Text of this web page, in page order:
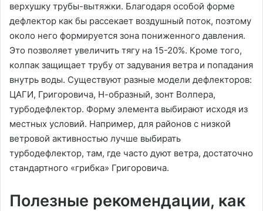
верхушку трубы-вытяжки. Благодаря особой форме
дефлектор как бы рассекает воздушный поток, поэтому
около него формируется зона пониженного давления.
Это позволяет увеличить тягу на 15-20%. Кроме того,
колпак защищает трубу от задувания ветра и попадания
внутрь воды. Существуют разные модели дефлекторов:
ЦАГИ, Григоровича, Н-образный, зонт Волпера,
турбодефлектор. Форму элемента выбирают исходя из
местных условий. Например, для районов с низкой
ветровой активностью лучше выбирать
турбодефлектор, там, где часто дуют ветра, достаточно
стандартного «грибка» Григоровича.
Полезные рекомендации, как